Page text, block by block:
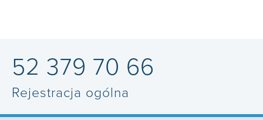
52 379 70 66
Rejestracja ogólna